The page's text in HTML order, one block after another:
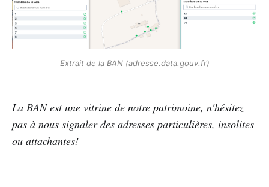
Extrait de la BAN (adresse.data.gouv.fr)
La BAN est une vitrine de notre patrimoine, n'hésitez
pas à nous signaler des adresses particulières, insolites
ou attachantes!